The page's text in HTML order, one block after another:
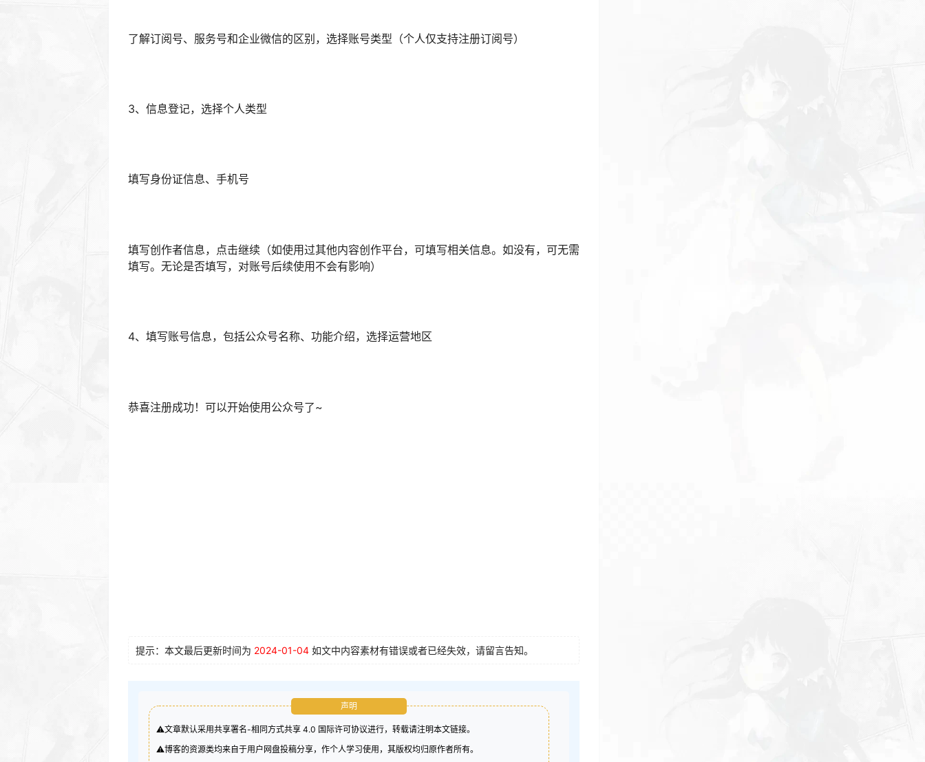
⚠️博客的资源类均来自于用户网盘投稿分享，作个人学习使用，其版权均归原作者所有。
个人公众号注册教程 免费注册公众号